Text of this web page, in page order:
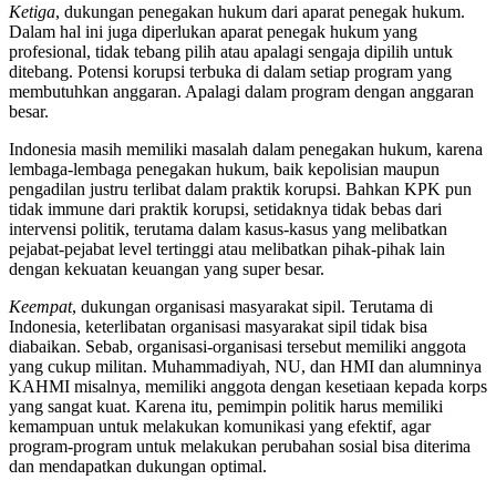
Ketiga, dukungan penegakan hukum dari aparat penegak hukum.
Dalam hal ini juga diperlukan aparat penegak hukum yang
profesional, tidak tebang pilih atau apalagi sengaja dipilih untuk
ditebang. Potensi korupsi terbuka di dalam setiap program yang
membutuhkan anggaran. Apalagi dalam program dengan anggaran
besar.
Indonesia masih memiliki masalah dalam penegakan hukum, karena
lembaga-lembaga penegakan hukum, baik kepolisian maupun
pengadilan justru terlibat dalam praktik korupsi. Bahkan KPK pun
tidak immune dari praktik korupsi, setidaknya tidak bebas dari
intervensi politik, terutama dalam kasus-kasus yang melibatkan
pejabat-pejabat level tertinggi atau melibatkan pihak-pihak lain
dengan kekuatan keuangan yang super besar.
Keempat, dukungan organisasi masyarakat sipil. Terutama di
Indonesia, keterlibatan organisasi masyarakat sipil tidak bisa
diabaikan. Sebab, organisasi-organisasi tersebut memiliki anggota
yang cukup militan. Muhammadiyah, NU, dan HMI dan alumninya
KAHMI misalnya, memiliki anggota dengan kesetiaan kepada korps
yang sangat kuat. Karena itu, pemimpin politik harus memiliki
kemampuan untuk melakukan komunikasi yang efektif, agar
program-program untuk melakukan perubahan sosial bisa diterima
dan mendapatkan dukungan optimal.